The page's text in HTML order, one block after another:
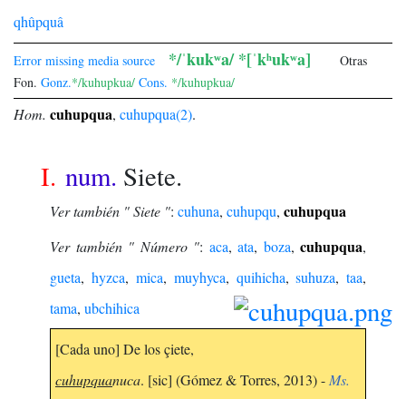
qhûpquâ
Error missing media source */ˈkukʷa/ *[ˈkʰukʷa]
Otras
Fon. Gonz.*/kuhupkua/ Cons. */kuhupkua/
Hom. cuhupqua, cuhupqua(2).
I. num. Siete.
Ver también " Siete ": cuhuna, cuhupqu, cuhupqua
Ver también " Número ": aca,ata, boza,cuhupqua,
gueta, hyzca, mica, muyhyca, quihicha,suhuza,taa,
tama, ubchihica
[Cada uno] De los çiete,
cuhupquanuca. [sic] (Gómez & Torres, 2013) - Ms.